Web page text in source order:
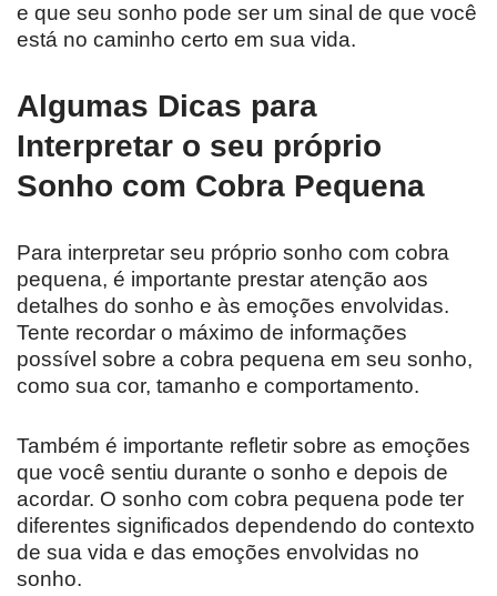
e que seu sonho pode ser um sinal de que você
está no caminho certo em sua vida.
Algumas Dicas para
Interpretar o seu próprio
Sonho com Cobra Pequena
Para interpretar seu próprio sonho com cobra
pequena, é importante prestar atenção aos
detalhes do sonho e às emoções envolvidas.
Tente recordar o máximo de informações
possível sobre a cobra pequena em seu sonho,
como sua cor, tamanho e comportamento.
Também é importante refletir sobre as emoções
que você sentiu durante o sonho e depois de
acordar. O sonho com cobra pequena pode ter
diferentes significados dependendo do contexto
de sua vida e das emoções envolvidas no
sonho.